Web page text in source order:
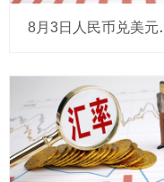
8月3日人